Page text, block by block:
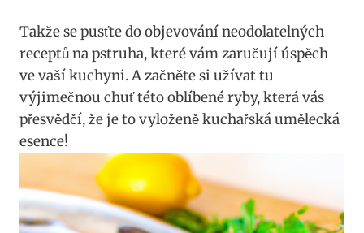
Takže se pusťte do objevování ⁣neodolatelných
receptů na pstruha, které ​vám ⁤zaručují úspěch
ve vaší kuchyni. A začněte si užívat tu
výjimečnou chuť této oblíbené⁤ ryby, která vás
přesvědčí, že je‌ to vyloženě kuchařská umělecká
esence!